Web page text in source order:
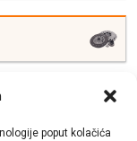
poput kolačića